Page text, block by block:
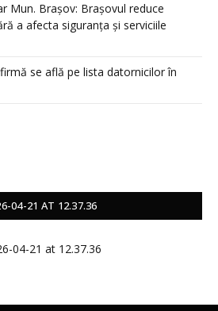
Mun. Brașov: Brașovul reduce
a afecta siguranța și serviciile
se află pe lista datornicilor în
04-21 AT 12.37.36